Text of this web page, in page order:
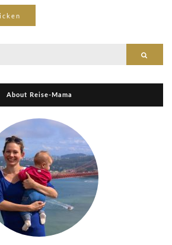
About Reise-Mama